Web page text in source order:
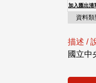
加入匯出清
資料
描述 /
國立中